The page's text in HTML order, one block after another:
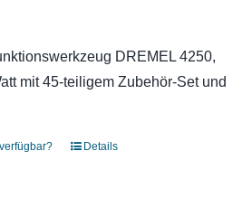
DREMEL 4250,
mit 45-teiligem Zubehör-Set und
Details